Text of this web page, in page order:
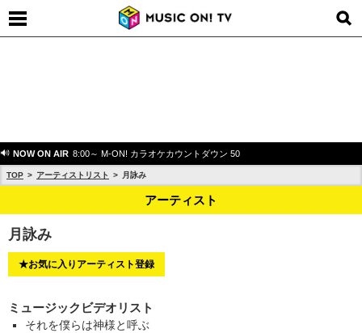
NOW ON AIR 8:00～ M-ON! カラオケカウントダウン 50
TOP アーティストリスト 月詠み
アーティスト
月詠み
★お気に入りアーティスト登録
ミュージックビデオリスト
それを僕らは神様と呼ぶ